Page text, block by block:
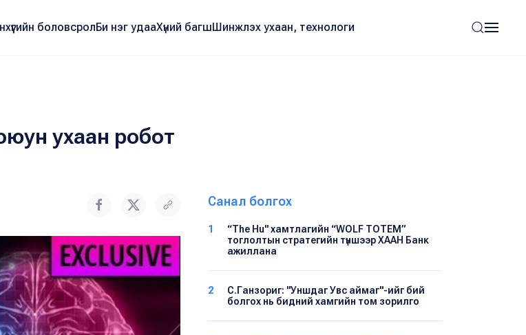
боловсролБи нэг удааХүний багшШинжлэх ухаан, технологи
ухаан робот
Санал болгох
1
“The Hu" хамтлагийн “WOLF TOTEM”
тоглолтын стратегийн түншээр ХААН Банк
ажиллана
2
С.Ганзориг: "Уншдаг Увс аймаг"-ийг бий
болгох нь бидний хамгийн том зорилго